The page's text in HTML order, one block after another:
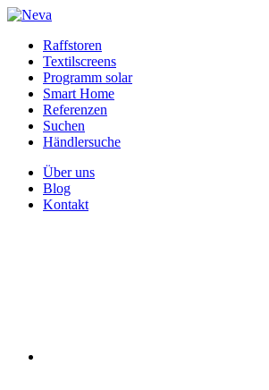
Raffstoren
Textilscreens
Programm solar
Smart Home
Referenzen
Suchen
Händlersuche
Über uns
Blog
Kontakt